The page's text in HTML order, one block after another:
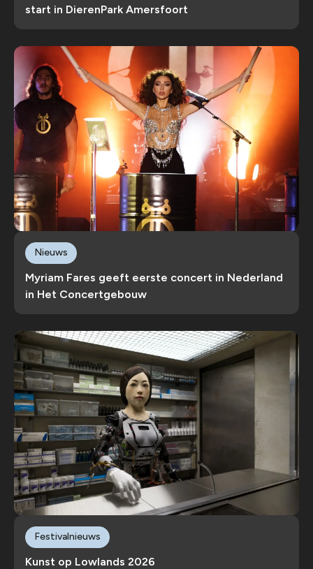
start in DierenPark Amersfoort
Myriam Fares geeft eerste concert in Nederland
in Het Concertgebouw
Nieuws
Kunst op Lowlands 2026
Festivalnieuws